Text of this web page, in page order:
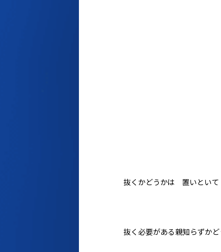
抜くかどうかは 置いといて
抜く必要がある親知らずか